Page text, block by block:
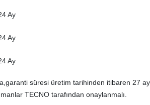
Ay
Ay
Ay
süresi üretim tarihinden itibaren 27
TECNO tarafından onaylanmalı.